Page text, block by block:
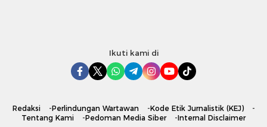
Ikuti kami di
Redaksi Perlindungan Wartawan
Kode Etik Jurnalistik (KEJ)
Tentang Kami
Pedoman Media Siber Internal Disclaimer